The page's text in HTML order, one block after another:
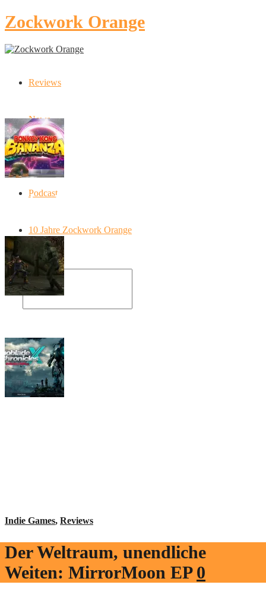
Zockwork Orange
Reviews
News
Artikel
Podcast
10 Jahre Zockwork Orange
Donkey Kong Bananza: “Ich mache alles
Indie Games, Reviews
Der Weltraum, unendliche
Weiten: MirrorMoon EP 0